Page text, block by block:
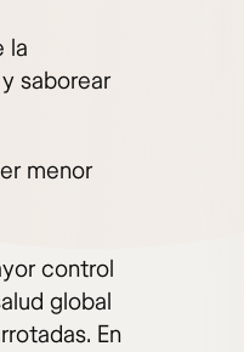
la
saborear
menor
control
global
En